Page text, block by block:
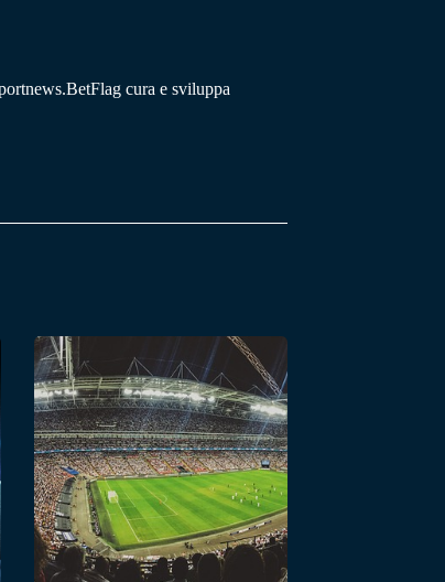
cura e sviluppa